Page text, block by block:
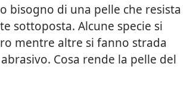
bisogno di una pelle che resista
sottoposta. Alcune specie si
mentre altre si fanno strada
Cosa rende la pelle del